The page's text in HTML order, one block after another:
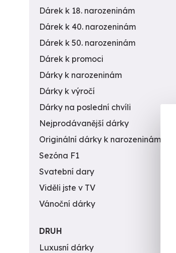
Dárek k 18. narozeninám
Dárek k 40. narozeninám
Dárek k 50. narozeninám
Dárek k promoci
Dárky k narozeninám
Dárky k výročí
Dárky na poslední chvíli
Nejprodávanější dárky
Originální dárky k narozeninám
Sezóna F1
Svatební dary
Viděli jste v TV
Vánoční dárky
DRUH
Luxusní dárky